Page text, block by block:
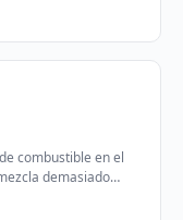
combustible en el
demasiado